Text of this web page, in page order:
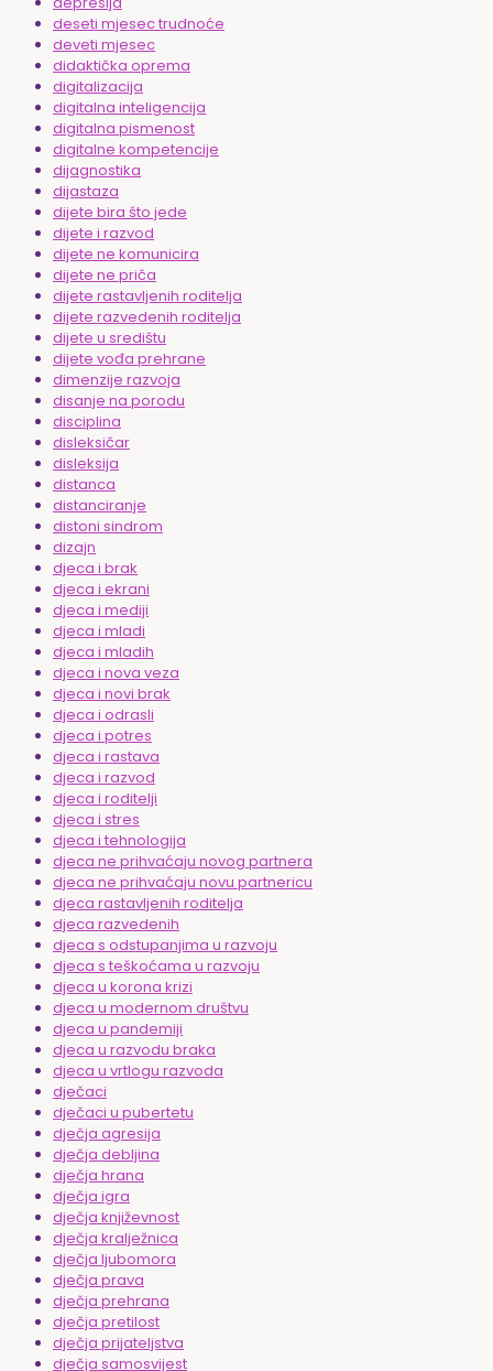
deseti mjesec trudnoće
deveti mjesec
didaktička oprema
digitalizacija
digitalna inteligencija
digitalna pismenost
digitalne kompetencije
dijagnostika
dijastaza
dijete bira što jede
dijete i razvod
dijete ne komunicira
dijete ne priča
dijete rastavljenih roditelja
dijete razvedenih roditelja
dijete u središtu
dijete vođa prehrane
dimenzije razvoja
disanje na porodu
disciplina
disleksičar
disleksija
distanca
distanciranje
distoni sindrom
dizajn
djeca i brak
djeca i ekrani
djeca i mediji
djeca i mladi
djeca i mladih
djeca i nova veza
djeca i novi brak
djeca i odrasli
djeca i potres
djeca i rastava
djeca i razvod
djeca i roditelji
djeca i stres
djeca i tehnologija
djeca ne prihvaćaju novog partnera
djeca ne prihvaćaju novu partnericu
djeca rastavljenih roditelja
djeca razvedenih
djeca s odstupanjima u razvoju
djeca s teškoćama u razvoju
djeca u korona krizi
djeca u modernom društvu
djeca u pandemiji
djeca u razvodu braka
djeca u vrtlogu razvoda
dječaci
dječaci u pubertetu
dječja agresija
dječja debljina
dječja hrana
dječja igra
dječja književnost
dječja kralježnica
dječja ljubomora
dječja prava
dječja prehrana
dječja pretilost
dječja prijateljstva
dječja samosvijest